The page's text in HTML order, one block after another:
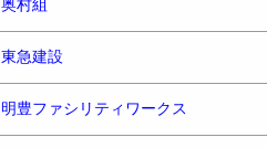
奥村組
東急建設
明豊ファシリティワークス